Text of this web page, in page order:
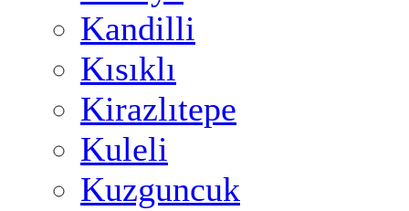
Kandilli
Kısıklı
Kirazlıtepe
Kuleli
Kuzguncuk